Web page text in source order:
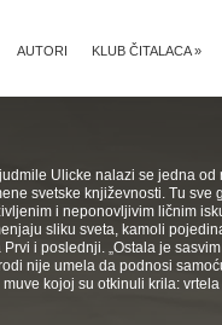
KLUB ČITALACA»
AUTORI
Ulicke nalazi se jedna
svetske književnosti. Tu sve
i neponovljivim ličnim
sliku sveta, kamoli
i poslednji. „Ostala je
nije umela da podnosi
kojoj su otkinuli krila: